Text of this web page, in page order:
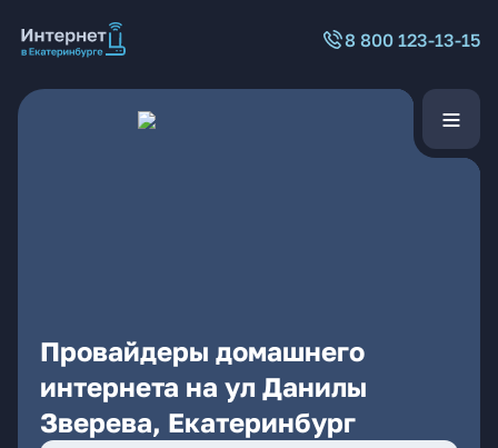
8 800 123-13-15
Провайдеры домашнего
интернета на ул Данилы
Зверева, Екатеринбург